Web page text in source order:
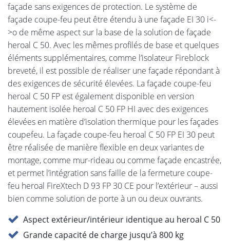
façade sans exigences de protection. Le système de
façade coupe-feu peut être étendu à une façade EI 30 i<-
>o de même aspect sur la base de la solution de façade
heroal C 50. Avec les mêmes profilés de base et quelques
éléments supplémentaires, comme l’isolateur Fireblock
breveté, il est possible de réaliser une façade répondant à
des exigences de sécurité élevées. La façade coupe-feu
heroal C 50 FP est également disponible en version
hautement isolée heroal C 50 FP HI avec des exigences
élevées en matière d’isolation thermique pour les façades
coupefeu. La façade coupe-feu heroal C 50 FP EI 30 peut
être réalisée de manière flexible en deux variantes de
montage, comme mur-rideau ou comme façade encastrée,
et permet l’intégration sans faille de la fermeture coupe-
feu heroal FireXtech D 93 FP 30 CE pour l’extérieur – aussi
bien comme solution de porte à un ou deux ouvrants.
Aspect extérieur/intérieur identique au heroal C 50
Grande capacité de charge jusqu’à 800 kg